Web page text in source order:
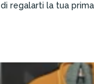
regalarti la tua prima